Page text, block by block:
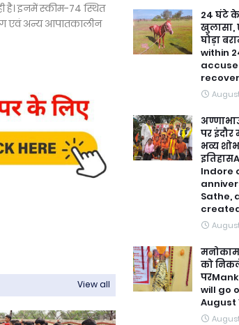
है। इनमें स्कीम-74 स्थित
एवं अन्य आपातकालीन
View all
24 घंटे के
खुलासा,
घोड़ा
within
पर
भव्य
Indore
Sathe,
को
will go
August